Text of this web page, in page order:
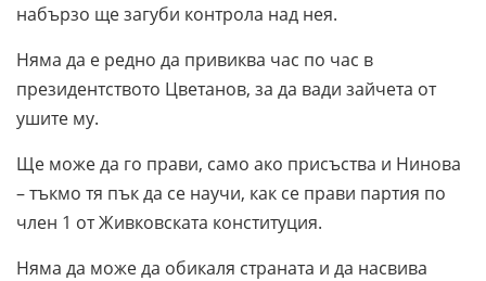
набързо ще загуби контрола над нея.
Няма да е редно да привиква час по час в
президентството Цветанов, за да вади зайчета от
ушите му.
Ще може да го прави, само ако присъства и Нинова
– тъкмо тя пък да се научи, как се прави партия по
член 1 от Живковската конституция.
Няма да може да обикаля страната и да насвива